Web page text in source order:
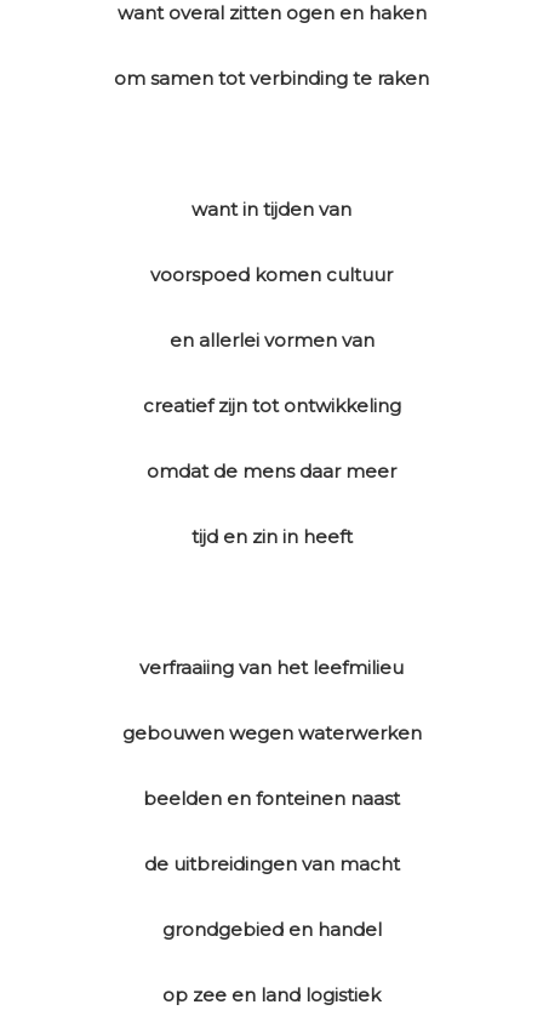
want overal zitten ogen en haken
om samen tot verbinding te raken
want in tijden van
voorspoed komen cultuur
en allerlei vormen van
creatief zijn tot ontwikkeling
omdat de mens daar meer
tijd en zin in heeft
verfraaiing van het leefmilieu
gebouwen wegen waterwerken
beelden en fonteinen naast
de uitbreidingen van macht
grondgebied en handel
op zee en land logistiek